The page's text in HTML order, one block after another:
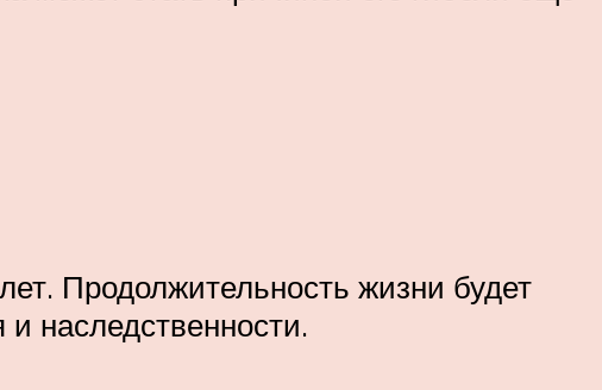
Продолжительность жизни будет
наследственности.